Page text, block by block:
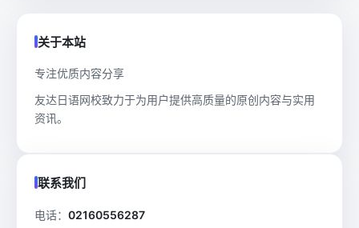
关于本站
专注优质内容分享
友达日语网校致力于为用户提供高质量的原创内容与实用
资讯。
联系我们
电话： 02160556287